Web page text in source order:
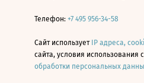
Телефон: +7 495 956-34-58
Сайт использует IP адреса,
сайта, условия использования
обработки персональных